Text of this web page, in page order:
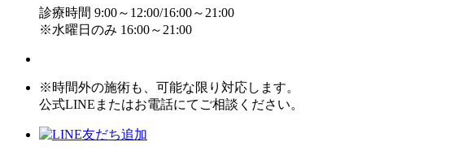
診療時間 9:00～12:00/16:00～21:00
※水曜日のみ 16:00～21:00
※時間外の施術も、可能な限り対応します。
公式LINEまたはお電話にてご相談ください。